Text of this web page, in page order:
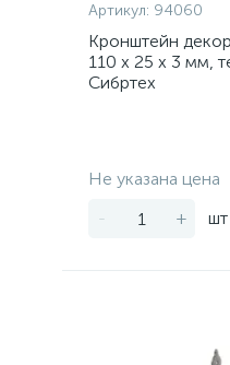
Артикул: 94060
Кронштейн
110 х 25 х 3 мм,
Сибртех
Не указана цена
-
+ шт